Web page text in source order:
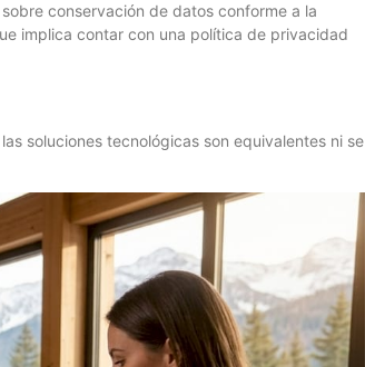
conservación de datos conforme a la
implica contar con una política de privacidad
soluciones tecnológicas son equivalentes ni se